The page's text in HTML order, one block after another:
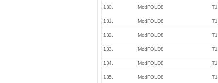
130. ModFOLD8
131. ModFOLD8
132. ModFOLD8
133. ModFOLD8
134. ModFOLD8
135. ModFOLD8